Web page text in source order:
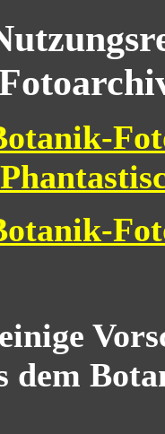
dem